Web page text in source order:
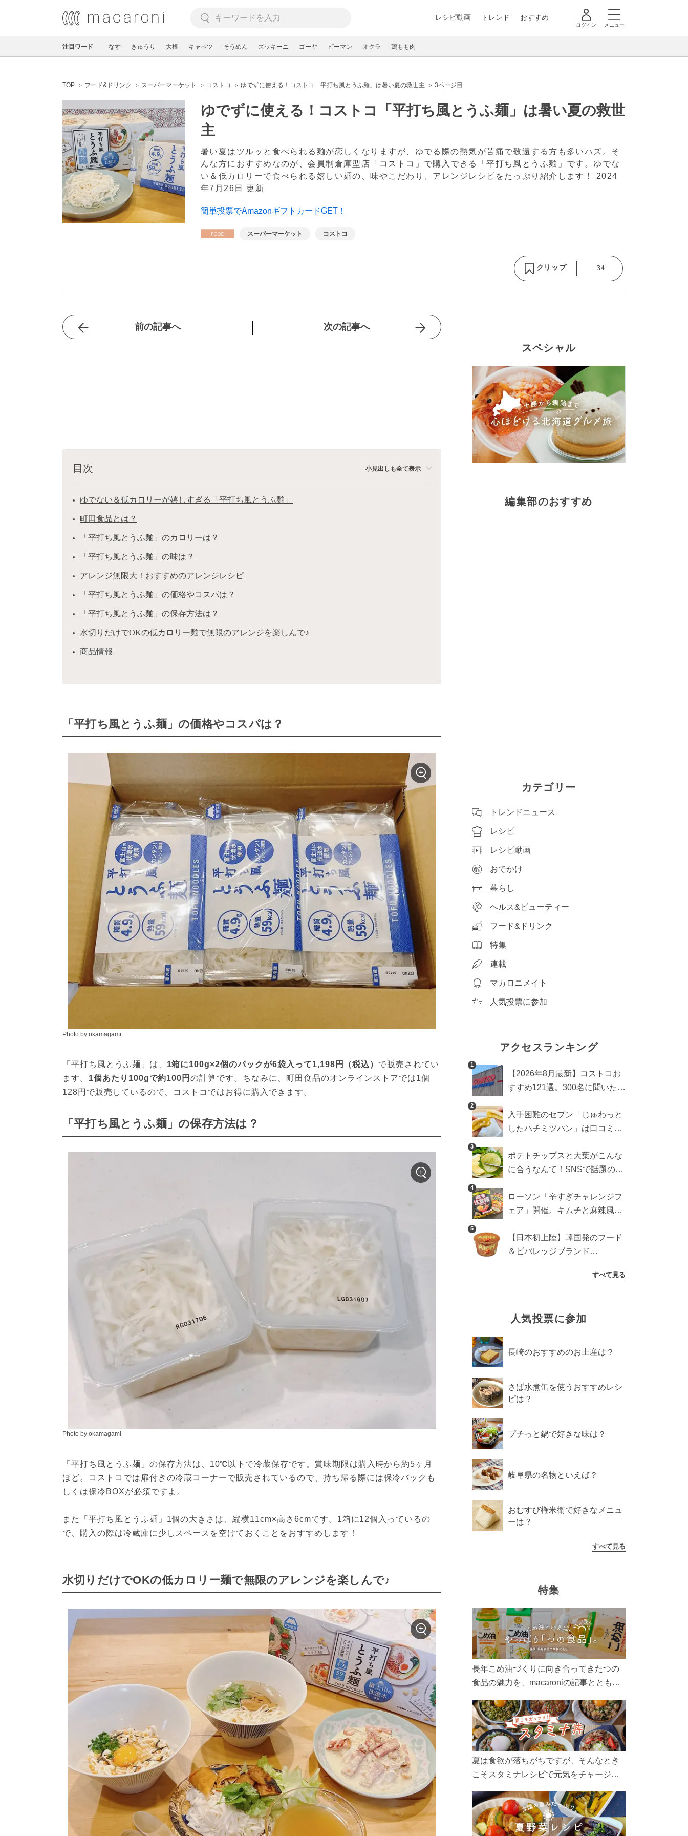
レシピ動画 トレンド おすすめ
ログイン メニュー
注目ワード なす きゅうり 大根 キャベツ そうめん ズッキーニ ゴーヤ ピーマン オクラ 鶏もも肉
TOP フード&ドリンク スーパーマーケット コストコ ゆでずに使える！コストコ「平打ち風とうふ麺」は暑い夏の救世主 3ページ目
ゆでずに使える！コストコ「平打ち風とうふ麺」は暑い夏の救世
主
暑い夏はツルッと食べられる麺が恋しくなりますが、ゆでる際の熱気が苦痛で敬遠する方も多いハズ。そ
んな方におすすめなのが、会員制倉庫型店「コストコ」で購入できる「平打ち風とうふ麺」です。ゆでな
い＆低カロリーで食べられる嬉しい麺の、味やこだわり、アレンジレシピをたっぷり紹介します！ 2024
年7月26日 更新
簡単投票でAmazonギフトカードGET！
スーパーマーケット コストコ
クリップ 34
前の記事へ 次の記事へ
目次 小見出しも全て表示
ゆでない＆低カロリーが嬉しすぎる「平打ち風とうふ麺」
町田食品とは？
「平打ち風とうふ麺」のカロリーは？
「平打ち風とうふ麺」の味は？
アレンジ無限大！おすすめのアレンジレシピ
「平打ち風とうふ麺」の価格やコスパは？
「平打ち風とうふ麺」の保存方法は？
水切りだけでOKの低カロリー麺で無限のアレンジを楽しんで♪
商品情報
「平打ち風とうふ麺」の価格やコスパは？
Photo by okamagami
「平打ち風とうふ麺」は、 1箱に100g×2個のパックが6袋入って1,198円（税込） で販売されてい
ます。 1個あたり100gで約100円の計算です。ちなみに、町田食品のオンラインストアでは1個
128円で販売しているので、コストコではお得に購入できます。
「平打ち風とうふ麺」の保存方法は？
Photo by okamagami
「平打ち風とうふ麺」の保存方法は、10℃以下で冷蔵保存です。賞味期限は購入時から約5ヶ月
ほど。コストコでは扉付きの冷蔵コーナーで販売されているので、持ち帰る際には保冷バックも
しくは保冷BOXが必須ですよ。
また「平打ち風とうふ麺」1個の大きさは、縦横11cm×高さ6cmです。1箱に12個入っているの
で、購入の際は冷蔵庫に少しスペースを空けておくことをおすすめします！
水切りだけでOKの低カロリー麺で無限のアレンジを楽しんで♪
スペシャル
編集部のおすすめ
カテゴリー
トレンドニュース
レシピ
レシピ動画
おでかけ
暮らし
ヘルス&ビューティー
フード&ドリンク
特集
連載
マカロニメイト
人気投票に参加
アクセスランキング
1
【2026年8月最新】コストコお
すすめ121選。300名に聞いた買
め商品も
2
入手困難のセブン「じゅわっと
したハチミツパン」は口コミ通
検証
3
ポテトチップスと大葉がこんな
に合うなんて！SNSで話題の食
4
ローソン「辛すぎチャレンジフ
ェア」開催。キムチと麻辣風の
5
【日本初上陸】韓国発のフード
＆ビバレッジブランド
すべて見る
人気投票に参加
長崎のおすすめのお土産は？
さば水煮缶を使うおすすめレシ
ピは？
プチっと鍋で好きな味は？
岐阜県の名物といえば？
おむすび権米衛で好きなメニュ
ーは？
すべて見る
特集
長年こめ油づくりに向き合ってきたつの
食品の魅力を、macaroniの記事とともに
ん、製造現場や品質へのこだわりまで。
こめ油をもっと好きになるコンテンツを
ぜひお楽しみください。
夏は食欲が落ちがちですが、そんなとき
こそスタミナレシピで元気をチャージ！
リ食べて、夏バテを吹き飛ばしましょ
う！